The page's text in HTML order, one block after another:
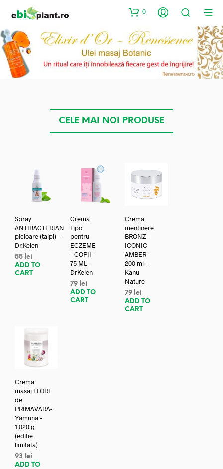
0
CELE MAI NOI PRODUSE
Spray
ANTIBACTERIAN
picioare (talpi) –
Dr.Kelen
55 lei
ADD TO
CART
Crema
Lipo
pentru
ECZEME
– COPII –
75 ML –
DrKelen
79 lei
ADD TO
CART
Crema
mentinere
BRONZ –
ICONIC
AMBER –
200 ml –
Kanu
Nature
79 lei
ADD TO
CART
Crema
masaj FLORI
de
PRIMAVARA-
Yamuna –
1.020 g
(editie
limitata)
93
lei
ADD TO